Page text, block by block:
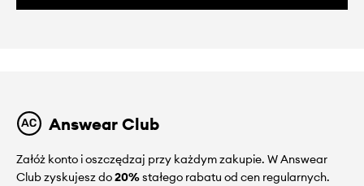
Answear Club
Załóż konto i oszczędzaj przy każdym zakupie. W Answear
Club zyskujesz do20%stałego rabatu od cen regularnych.